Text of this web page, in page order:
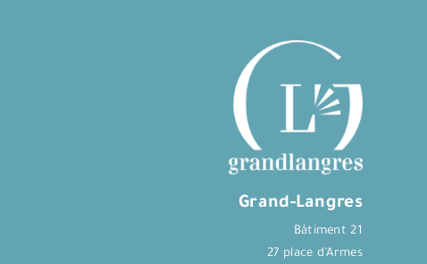
Grand-Langres
Bâtiment 21
27 place d’Armes